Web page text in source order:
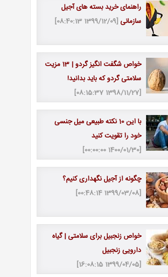
راهنمای خرید بسته های آجیل
سازمانی [1399/12/09 08:40:13]
خواص شگفت انگیز گردو | 13 مزیت
سلامتی گردو که باید بدانید!
[1398/11/27 08:15:37]
با این 10 نکته طبیعی میل جنسی
خود را تقویت کنید
[1400/01/30 00:00:00]
چگونه از آجیل نگهداری کنیم؟
[1399/03/08 00:48:14]
خواص زنجبیل برای سلامتی | گیاه
دارویی زنجبیل
[1399/04/05 16:08:15]